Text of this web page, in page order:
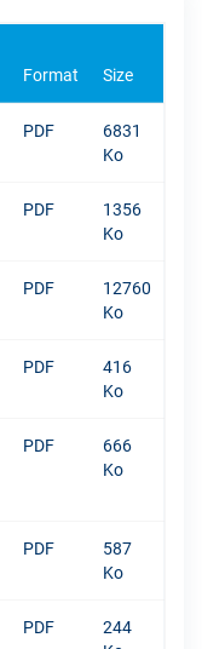
Format Size
PDF
6831
Ko
PDF
1356
Ko
PDF
12760
Ko
PDF
416
Ko
PDF
666
Ko
PDF
587
Ko
PDF
244